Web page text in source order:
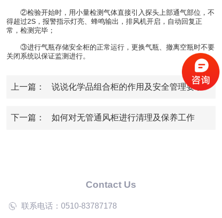
②检验开始时，用小量检测气体直接引入探头上部通气部位，不
得超过2S，报警指示灯亮、蜂鸣输出，排风机开启，自动回复正
常，检测完毕；
③进行气瓶存储安全柜的正常运行，更换气瓶、撤离空瓶时不要
关闭系统以保证监测进行。
上一篇： 说说化学品组合柜的作用及安全管理要求
下一篇： 如何对无管通风柜进行清理及保养工作
Contact Us
联系电话：0510-83787178